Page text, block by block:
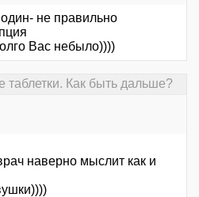
не правильно
Вас небыло))))
таблетки. Как быть дальше?
наверно мыслит как и